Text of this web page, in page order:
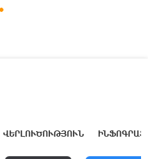
ՎԵՐԼՈՒԾՈՒԹՅՈՒՆ